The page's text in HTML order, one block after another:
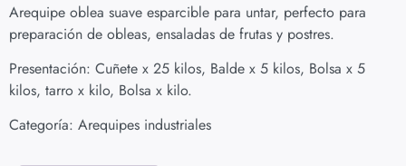
Arequipe oblea suave esparcible para untar, perfecto para
preparación de obleas, ensaladas de frutas y postres.
Presentación: Cuñete x 25 kilos, Balde x 5 kilos, Bolsa x 5
kilos, tarro x kilo, Bolsa x kilo.
Categoría: Arequipes industriales